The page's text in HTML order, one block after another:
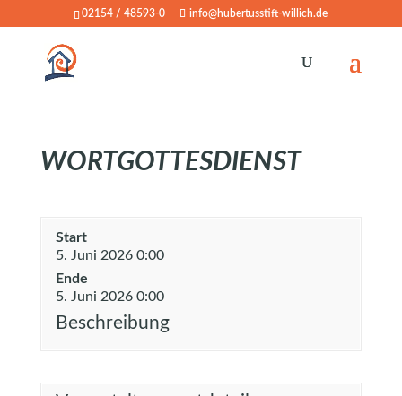
02154 / 48593-0 info@hubertusstift-willich.de
WORTGOTTESDIENST
Start
5. Juni 2026 0:00
Ende
5. Juni 2026 0:00
Beschreibung